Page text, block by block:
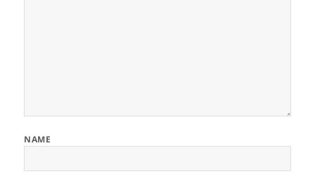
NAME